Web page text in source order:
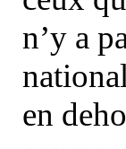
n’y a
en